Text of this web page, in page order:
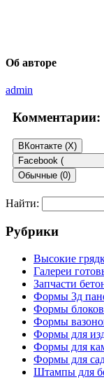
Об авторе
admin
Комментарии:
ВКонтакте (X)
Facebook (
Обычные (0)
помечены*
Комментарий*
Найти:
Рубрики
Высокие
Галереи
Запчасти
Формы 3д
Формы блоков
Формы
Формы для
Формы для
Формы для
Штампы для